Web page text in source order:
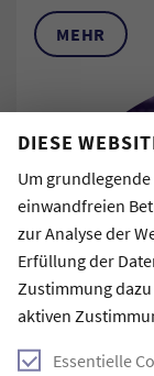
DIESE
Um
einwandfreien
zur Analyse der
Erfüllung der
Zustimmung
aktiven
Essentielle
MEHR